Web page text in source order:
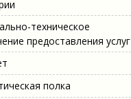
техническое
предоставления услуг
полка